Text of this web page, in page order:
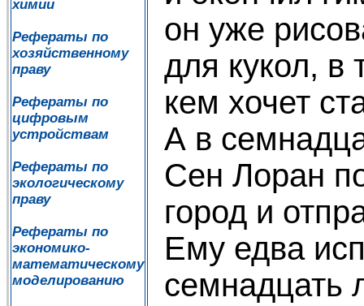
химии
Рефераты по
хозяйственному
праву
Рефераты по
цифровым
устройствам
Рефераты по
экологическому
праву
Рефераты по
экономико-
математическому
моделированию
он уже
для кукол, в
кем хочет
А в
Сен Лоран
город и
Ему едва
семнадцать